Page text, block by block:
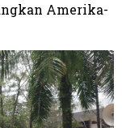
Amerika-